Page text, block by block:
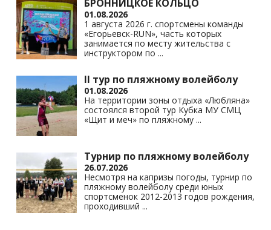
БРОННИЦКОЕ КОЛЬЦО
01.08.2026
1 августа 2026 г. спортсмены команды
«Егорьевск-RUN», часть которых
занимается по месту жительства с
инструктором по ...
II тур по пляжному волейболу
01.08.2026
На территории зоны отдыха «Любляна»
состоялся второй тур Кубка МУ СМЦ
«Щит и меч» по пляжному ...
Турнир по пляжному волейболу
26.07.2026
Несмотря на капризы погоды, турнир по
пляжному волейболу среди юных
спортсменок 2012-2013 годов рождения,
проходивший ...